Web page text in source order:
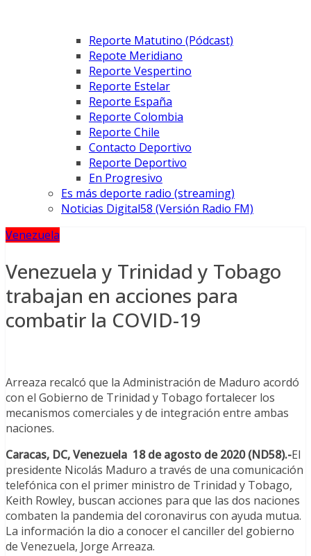
Reporte Matutino (Pódcast)
Repote Meridiano
Reporte Vespertino
Reporte Estelar
Reporte España
Reporte Colombia
Reporte Chile
Contacto Deportivo
Reporte Deportivo
En Progresivo
Es más deporte radio (streaming)
Noticias Digital58 (Versión Radio FM)
Venezuela
Venezuela y Trinidad y Tobago
trabajan en acciones para
combatir la COVID-19
Arreaza recalcó que la Administración de Maduro acordó
con el Gobierno de Trinidad y Tobago fortalecer los
mecanismos comerciales y de integración entre ambas
naciones.
Caracas, DC, Venezuela 18 de agosto de 2020 (ND58).-El
presidente Nicolás Maduro a través de una comunicación
telefónica con el primer ministro de Trinidad y Tobago,
Keith Rowley, buscan acciones para que las dos naciones
combaten la pandemia del coronavirus con ayuda mutua.
La información la dio a conocer el canciller del gobierno
de Venezuela, Jorge Arreaza.